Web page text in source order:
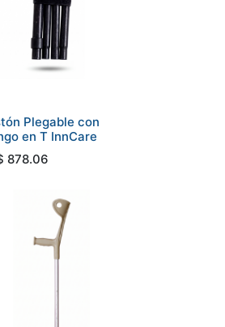
Plegable con
en T InnCare
878.06